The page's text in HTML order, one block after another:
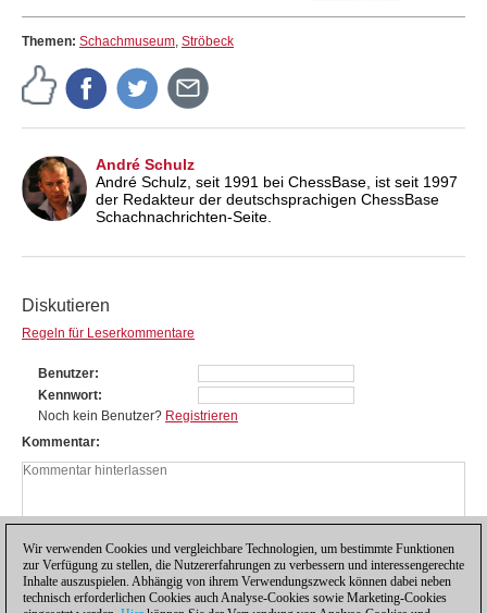
Themen: Schachmuseum Ströbeck
André Schulz
André Schulz, seit 1991 bei ChessBase, ist seit 1997
der Redakteur der deutschsprachigen ChessBase
Schachnachrichten-Seite.
Diskutieren
Regeln für Leserkommentare
Benutzer
Kennwort
Noch kein Benutzer? Registrieren
Kommentar
Wir verwenden Cookies und vergleichbare Technologien, um bestimmte Funktionen
zur Verfügung zu stellen, die Nutzererfahrungen zu verbessern und interessengerechte
Inhalte auszuspielen. Abhängig von ihrem Verwendungszweck können dabei neben
technisch erforderlichen Cookies auch Analyse-Cookies sowie Marketing-Cookies